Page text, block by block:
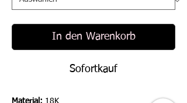
In den Warenkorb
Sofortkauf
Material: 18K